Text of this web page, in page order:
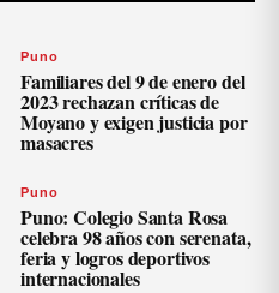
Puno
Familiares del 9 de enero del
2023 rechazan críticas de
Moyano y exigen justicia por
masacres
Puno
Puno: Colegio Santa Rosa
celebra 98 años con serenata,
feria y logros deportivos
internacionales